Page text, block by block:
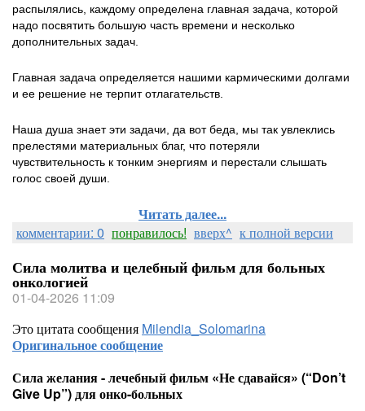
распылялись, каждому определена главная задача, которой
надо посвятить большую часть времени и несколько
дополнительных задач.
Главная задача определяется нашими кармическими долгами
и ее решение не терпит отлагательств.
Наша душа знает эти задачи, да вот беда, мы так увлеклись
прелестями материальных благ, что потеряли
чувствительность к тонким энергиям и перестали слышать
голос своей души.
Читать далее...
комментарии: 0 понравилось! вверх^ к полной версии
Сила молитва и целебный фильм для больных
онкологией
01-04-2026 11:09
Это цитата сообщения Milendia_Solomarina
Оригинальное сообщение
Сила желания - лечебный фильм «Не сдавайся» (“Don’t
Give Up”) для онко-больных